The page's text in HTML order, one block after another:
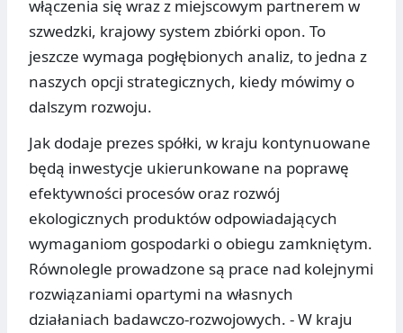
włączenia się wraz z miejscowym partnerem w
szwedzki, krajowy system zbiórki opon. To
jeszcze wymaga pogłębionych analiz, to jedna z
naszych opcji strategicznych, kiedy mówimy o
dalszym rozwoju.
Jak dodaje prezes spółki, w kraju kontynuowane
będą inwestycje ukierunkowane na poprawę
efektywności procesów oraz rozwój
ekologicznych produktów odpowiadających
wymaganiom gospodarki o obiegu zamkniętym.
Równolegle prowadzone są prace nad kolejnymi
rozwiązaniami opartymi na własnych
działaniach badawczo-rozwojowych. - W kraju